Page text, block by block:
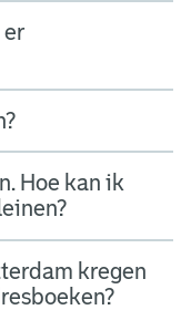
er
Hoe kan ik
kregen